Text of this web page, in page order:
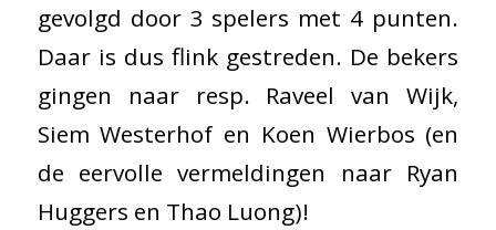
gevolgd door 3 spelers met 4 punten.
Daar is dus flink gestreden. De bekers
gingen naar resp. Raveel van Wijk,
Siem Westerhof en Koen Wierbos (en
de eervolle vermeldingen naar Ryan
Huggers en Thao Luong)!